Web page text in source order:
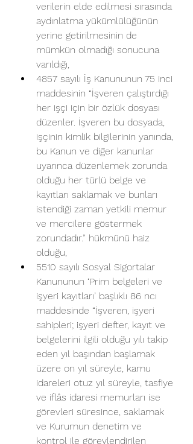
verilerin elde edilmesi sırasında
aydınlatma yükümlülüğünün
yerine getirilmesinin de
mümkün olmadığı sonucuna
varıldığı,
4857 sayılı İş Kanununun 75 inci
maddesinin “İşveren çalıştırdığı
her işçi için bir özlük dosyası
düzenler. İşveren bu dosyada,
işçinin kimlik bilgilerinin yanında,
bu Kanun ve diğer kanunlar
uyarınca düzenlemek zorunda
olduğu her türlü belge ve
kayıtları saklamak ve bunları
istendiği zaman yetkili memur
ve mercilere göstermek
zorundadır.” hükmünü haiz
olduğu,
5510 sayılı Sosyal Sigortalar
Kanununun ‘Prim belgeleri ve
işyeri kayıtları’ başlıklı 86 ncı
maddesinde “İşveren, işyeri
sahipleri; işyeri defter, kayıt ve
belgelerini ilgili olduğu yılı takip
eden yıl başından başlamak
üzere on yıl süreyle, kamu
idareleri otuz yıl süreyle, tasfiye
ve iflâs idaresi memurları ise
görevleri süresince, saklamak
ve Kurumun denetim ve
kontrol ile görevlendirilen